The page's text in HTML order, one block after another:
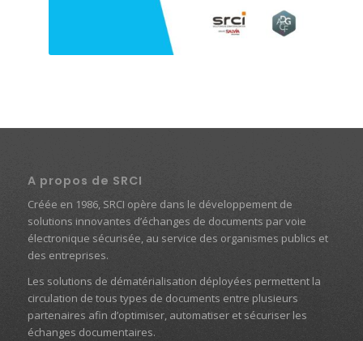
A propos de SRCI
Créée en 1986, SRCI opère dans le développement de
solutions innovantes d’échanges de documents par voie
électronique sécurisée, au service des organismes publics et
des entreprises.
Les solutions de dématérialisation déployées permettent la
circulation de tous types de documents entre plusieurs
partenaires afin d’optimiser, automatiser et sécuriser les
échanges documentaires.